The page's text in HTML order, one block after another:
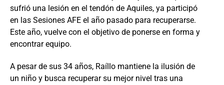
sufrió una lesión en el tendón de Aquiles, ya participó
en las Sesiones AFE el año pasado para recuperarse.
Este año, vuelve con el objetivo de ponerse en forma y
encontrar equipo.
A pesar de sus 34 años, Raíllo mantiene la ilusión de
un niño y busca recuperar su mejor nivel tras una